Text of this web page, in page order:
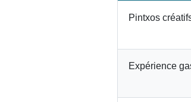
Pintxos
Expérience